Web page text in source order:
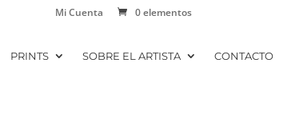
Mi Cuenta 0 elementos
PRINTS SOBRE EL ARTISTA CONTACTO